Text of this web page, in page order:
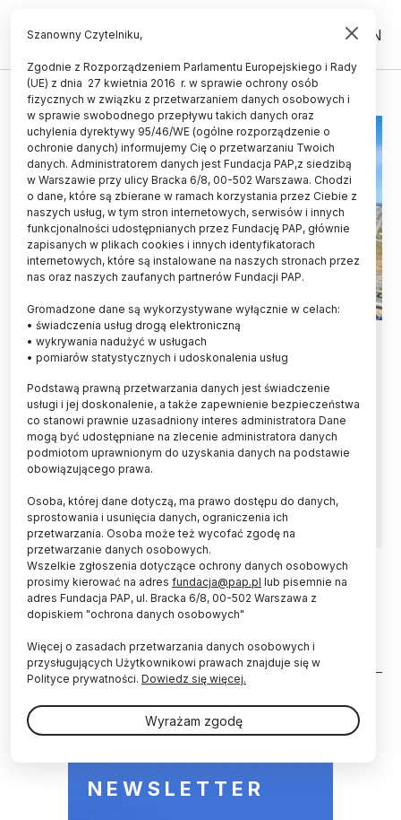
PL EN
SPALANIE
Badanie: ślad węglowy gazu
ziemnego jest gorszy niż węgla
Ciekły gaz ziemny zostawia o 33 proc. większy
ślad węglowy niż węgiel, jeśli uwzględni się
przetwarzanie i przewóz. To dlatego, że metan
aż 80 razy bardziej szkodzi atmosferze niż
dwutlenek węgla - ostrzegają badacze z Cornell
University.
ZDROWIE 29.05.2018
Ekolog: pożary śmieci powodują
Stronicowanie
NEWSLETTER
Szanowny Czytelniku,
Zgodnie z Rozporządzeniem Parlamentu Europejskiego i Rady
(UE) z dnia 27 kwietnia 2016 r. w sprawie ochrony osób
fizycznych w związku z przetwarzaniem danych osobowych i
w sprawie swobodnego przepływu takich danych oraz
uchylenia dyrektywy 95/46/WE (ogólne rozporządzenie o
ochronie danych) informujemy Cię o przetwarzaniu Twoich
danych. Administratorem danych jest Fundacja PAP,z siedzibą
w Warszawie przy ulicy Bracka 6/8, 00-502 Warszawa. Chodzi
o dane, które są zbierane w ramach korzystania przez Ciebie z
naszych usług, w tym stron internetowych, serwisów i innych
funkcjonalności udostępnianych przez Fundację PAP, głównie
zapisanych w plikach cookies i innych identyfikatorach
internetowych, które są instalowane na naszych stronach przez
nas oraz naszych zaufanych partnerów Fundacji PAP.
Gromadzone dane są wykorzystywane wyłącznie w celach:
• świadczenia usług drogą elektroniczną
• wykrywania nadużyć w usługach
• pomiarów statystycznych i udoskonalenia usług
Podstawą prawną przetwarzania danych jest świadczenie
usługi i jej doskonalenie, a także zapewnienie bezpieczeństwa
co stanowi prawnie uzasadniony interes administratora Dane
mogą być udostępniane na zlecenie administratora danych
podmiotom uprawnionym do uzyskania danych na podstawie
obowiązującego prawa.
Osoba, której dane dotyczą, ma prawo dostępu do danych,
sprostowania i usunięcia danych, ograniczenia ich
przetwarzania. Osoba może też wycofać zgodę na
przetwarzanie danych osobowych.
Wszelkie zgłoszenia dotyczące ochrony danych osobowych
prosimy kierować na adres fundacja@pap.pl lub pisemnie na
adres Fundacja PAP, ul. Bracka 6/8, 00-502 Warszawa z
dopiskiem "ochrona danych osobowych"
Więcej o zasadach przetwarzania danych osobowych i
przysługujących Użytkownikowi prawach znajduje się w
Polityce prywatności. Dowiedz się więcej.
Wyrażam zgodę